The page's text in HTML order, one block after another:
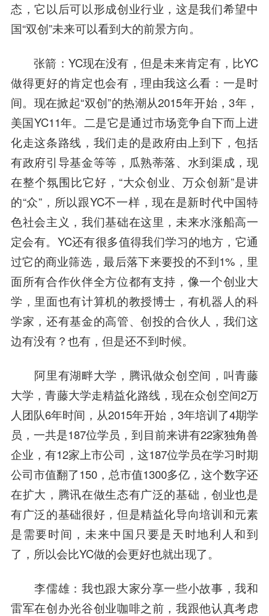
态，它以后可以形成创业行业，这是我们希望中
国“双创”未来可以看到大的前景方向。
张箭 ：YC现在没有，但是未来肯定有，比YC
做得更好的肯定也会有，理由我这么看：一是时
间。现在掀起“双创”的热潮从2015年开始，3年，
美国YC11年。二是它是通过市场竞争自下而上进
化走这条路线，我们走的是政府由上到下，包括
有政府引导基金等等，瓜熟蒂落、水到渠成，现
在整个氛围比它好，“大众创业、万众创新”是讲
的“众”，所以跟YC不一样，现在是新时代中国特
色社会主义，我们基础在这里，未来水涨船高一
定会有。YC还有很多值得我们学习的地方，它通
过它的商业筛选，最后落下来要投的不到1%，里
面所有合作伙伴全方位都有支持，像一个创业大
学，里面也有计算机的教授博士，有机器人的科
学家，还有基金的高管、创投的合伙人，我们这
边有没有？也有，但是还不到时候。
阿里有湖畔大学，腾讯做众创空间，叫青藤
大学，青藤大学走精益化路线，现在众创空间2万
人团队6年时间，从2015年开始，3年培训了4期学
员，一共是187位学员，到目前来讲有22家独角兽
企业，有12家上市公司，这187位学员在学习时期
公司市值翻了150，总市值1300多亿，这个数字还
在扩大，腾讯在做生态有广泛的基础，创业也是
有广泛的基础很好，但是精益化导向培训和元素
是需要时间，未来中国只要是天时地利人和到
了，所以会比YC做的会更好也就出现了。
李儒雄 ：我也跟大家分享一些小故事，我和
雷军在创办光谷创业咖啡之前，我跟他认真考虑